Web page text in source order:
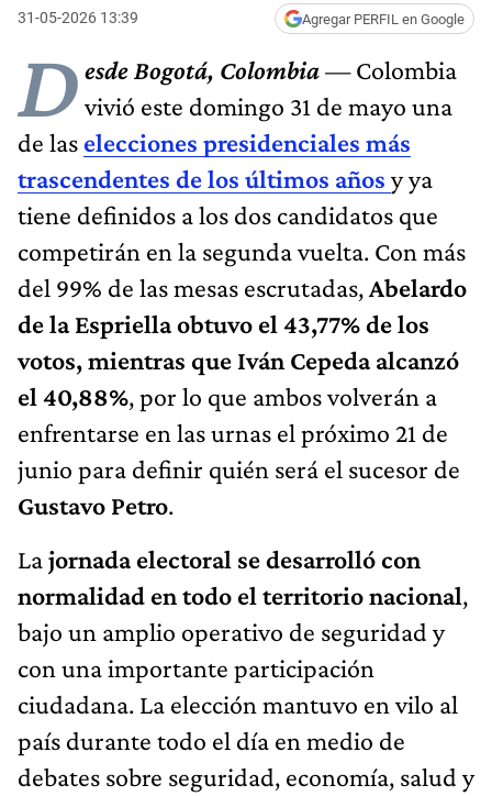
31-05-2026 13:39 Agregar PERFIL en Google
D esde Bogotá, Colombia—Colombia
vivió este domingo 31 de mayo una
de las elecciones presidenciales más
trascendentes de los últimos años y ya
tiene definidos a los dos candidatos que
competirán en la segunda vuelta. Con más
del 99% de las mesas escrutadas,Abelardo
de la Espriella obtuvo el 43,77% de los
votos, mientras que Iván Cepeda alcanzó
el 40,88%, por lo que ambos volverán a
enfrentarse en las urnas el próximo 21 de
junio para definir quién será el sucesor de
Gustavo Petro.
Lajornada electoral se desarrolló con
normalidad en todo el territorio nacional,
bajo un amplio operativo de seguridad y
con una importante participación
ciudadana. La elección mantuvo en vilo al
país durante todo el día en medio de
debates sobre seguridad, economía, salud y